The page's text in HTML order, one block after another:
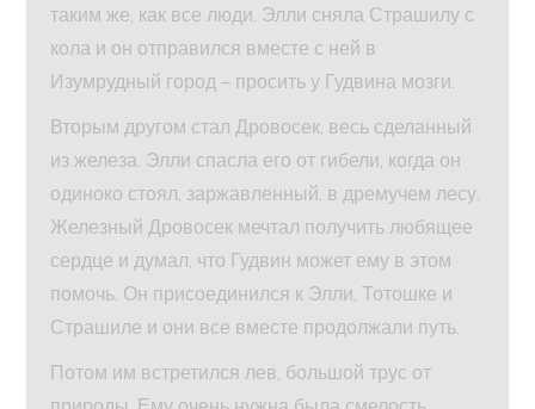
таким же, как все люди. Элли сняла Страшилу с
кола и он отправился вместе с ней в
Изумрудный город – просить у Гудвина мозги.
Вторым другом стал Дровосек, весь сделанный
из железа. Элли спасла его от гибели, когда он
одиноко стоял, заржавленный, в дремучем лесу.
Железный Дровосек мечтал получить любящее
сердце и думал, что Гудвин может ему в этом
помочь. Он присоединился к Элли, Тотошке и
Страшиле и они все вместе продолжали путь.
Потом им встретился лев, большой трус от